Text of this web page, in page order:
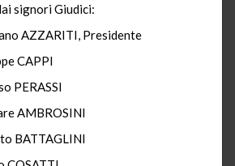
signori Giudici:
AZZARITI, Presidente
CAPPI
PERASSI
AMBROSINI
BATTAGLINI